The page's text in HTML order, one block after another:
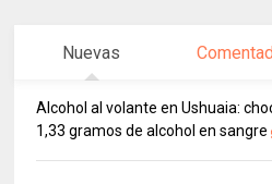
Nuevas
Alcohol al volante en Ushuaia:
1,33 gramos de alcohol en sangre